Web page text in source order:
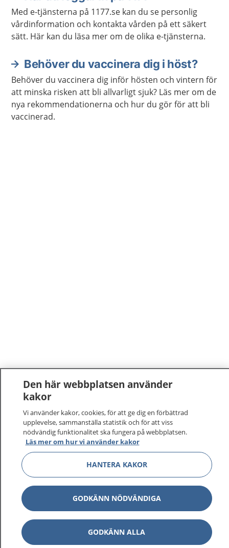
Med e-tjänsterna på 1177.se kan du se personlig
vårdinformation och kontakta vården på ett säkert
sätt. Här kan du läsa mer om de olika e-tjänsterna.
Behöver du vaccinera dig i höst?
Behöver du vaccinera dig inför hösten och vintern för
att minska risken att bli allvarligt sjuk? Läs mer om de
nya rekommendationerna och hur du gör för att bli
vaccinerad.
1177–tryggt om din hälsa och vård
På 1177.se får du råd om hälsa och information om
sjukdomar och vilka mottagningar du kan kontakta.
Logga in för att läsa din journal och göra dina
vårdärenden. Ring telefonnummer 1177 för
sjukvårdsrådgivning dygnet runt.
1177 ger dig råd när du vill må bättre.
Den här webbplatsen använder
kakor
Vi använder kakor, cookies, för att ge dig en förbättrad
upplevelse, sammanställa statistik och för att viss
nödvändig funktionalitet ska fungera på webbplatsen.
Läs mer om hur vi använder kakor
HANTERA KAKOR
GODKÄNN NÖDVÄNDIGA
GODKÄNN ALLA